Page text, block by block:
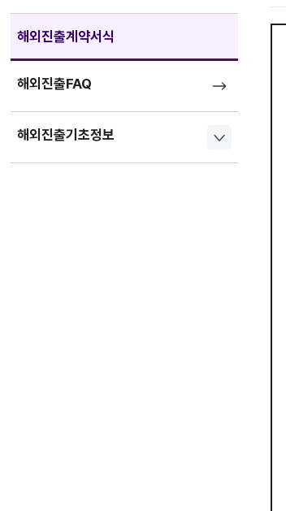
해외진출계약서식
해외진출FAQ
해외진출기초정보